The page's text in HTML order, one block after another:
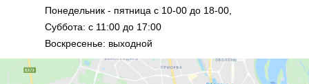
Понедельник - пятница с 10-00 до 18-00,
Суббота: с 11:00 до 17:00
Воскресенье: выходной